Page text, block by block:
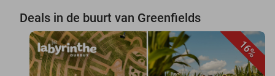
Deals in de buurt van Greenfields
16%